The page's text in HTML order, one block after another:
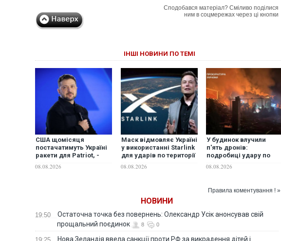
Сподобався матеріал? Сміливо поділися
ним в соцмережах через ці кнопки
ІНШІ НОВИНИ ПО ТЕМІ
США щомісяця
постачатимуть Україні
ракети для Patriot, -
08.08.2026
Маск відмовляє Україні
у використанні Starlink
для ударів по території
08.08.2026
У будинок влучили
п'ять дронів:
подробиці удару по
загинули люди
08.08.2026
Правила коментування ! »
НОВИНИ
19:50
Остаточна точка без повернень: Олександр Усік анонсував свій
прощальний поєдинок
8 0
Нова Зеландія ввела санкції проти РФ за викрадення дітей і